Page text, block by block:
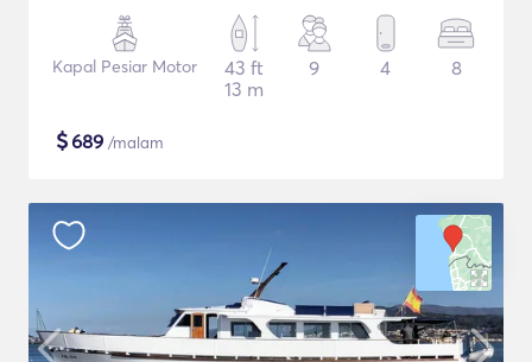
Kapal Pesiar Motor
43 ft
13 m
9 4 8
$689 /malam